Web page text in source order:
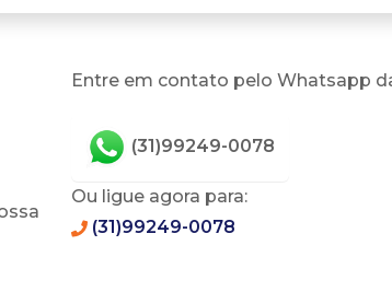
Entre em contato pelo Whatsapp
(31)99249-0078
Ou ligue agora para:
(31)99249-0078